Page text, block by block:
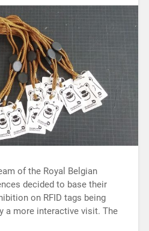
of the Royal Belgian
decided to base their
on RFID tags being
a more interactive visit. The